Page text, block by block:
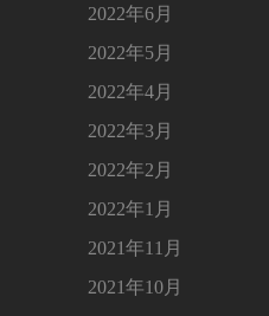
2022年6月
2022年5月
2022年4月
2022年3月
2022年2月
2022年1月
2021年11月
2021年10月